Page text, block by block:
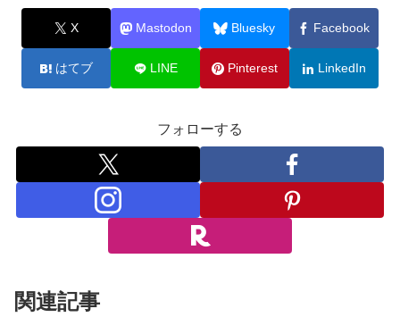
X Mastodon Bluesky Facebook
はてブ LINE Pinterest LinkedIn
フォローする
関連記事